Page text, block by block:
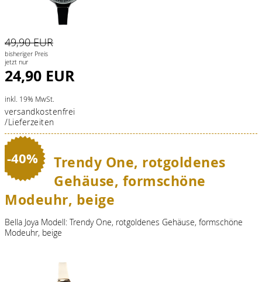
49,90 EUR
bisheriger Preis
jetzt nur
24,90 EUR
inkl. 19% MwSt.
versandkostenfrei
/Lieferzeiten
-40%
Trendy One, rotgoldenes
Gehäuse, formschöne
Modeuhr, beige
Bella Joya Modell: Trendy One, rotgoldenes Gehäuse, formschöne
Modeuhr, beige